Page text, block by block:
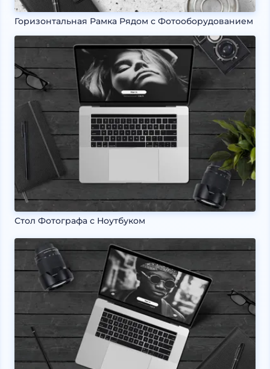
Горизонтальная Рамка Рядом с Фотооборудованием
Стол Фотографа с Ноутбуком